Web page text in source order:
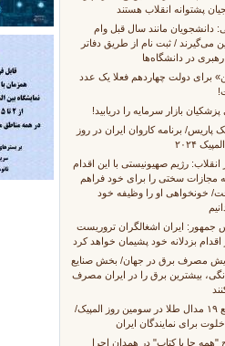
پشتوانه انقلاب هستند
دانشجویان مانند سال قبل وام
می‌گیرند / ثبت نام از طریق دفاتر
رهبری در دانشگاه‌ها
برای دولت چهاردهم فعلا یک عدد
پزشکیان بازار سرمایه را دریابید!
پاریس/ برنامه کاروان ایران در روز
۲۰۲۴
انقلاب: رژیم صهیونیستی با این اقدام
مجازات سختی را برای خود فراهم
خونخواهی او را وظیفه خود
جمهور: ایران اشغالگران تروریست
اقدام بزدلانه خود پشیمان خواهد کرد
مصرف برق در جهان/ بخش صنایع
بیشترین برق را در ایران مصرف
توزیع ۱۹ مدال طلا در سومین روز المپیک/
برای نمایندگان ایران
"همه جا با کتاب" در همدان اجرا